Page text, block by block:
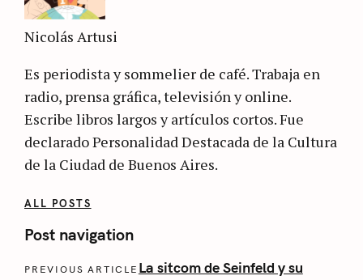
Nicolás Artusi
Es periodista y sommelier de café. Trabaja en
radio, prensa gráfica, televisión y online.
Escribe libros largos y artículos cortos. Fue
declarado Personalidad Destacada de la Cultura
de la Ciudad de Buenos Aires.
ALL POSTS
Post navigation
PREVIOUS ARTICLE La sitcom de Seinfeld y su